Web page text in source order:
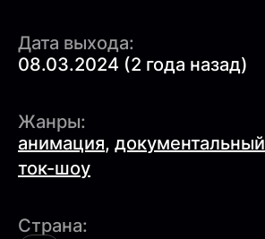
Дата выхода:
08.03.2024 (2 года назад)
Жанры:
анимация, документальный
ток-шоу
Страна: